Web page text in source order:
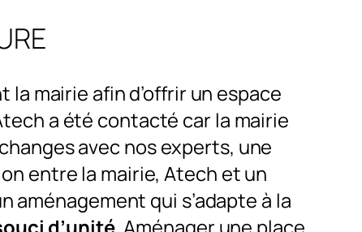
mairie afin d’offrir un espace
a été contacté car la mairie
avec nos experts, une
entre la mairie, Atech et un
aménagement qui s’adapte à la
d’unité. Aménager une place